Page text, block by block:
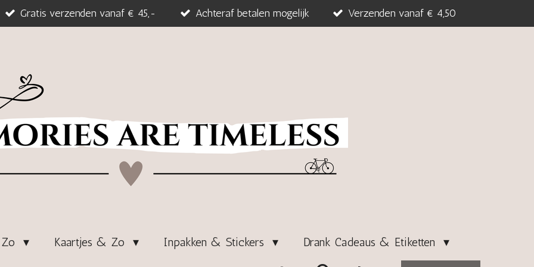
Gratis verzenden vanaf € 45,- Achteraf betalen mogelijk Verzenden vanaf € 4,50
Kaartjes & Zo Inpakken & Stickers Drank Cadeaus & Etiketten